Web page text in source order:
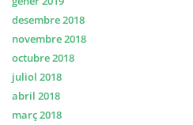
desembre 2018
novembre 2018
octubre 2018
juliol 2018
abril 2018
març 2018